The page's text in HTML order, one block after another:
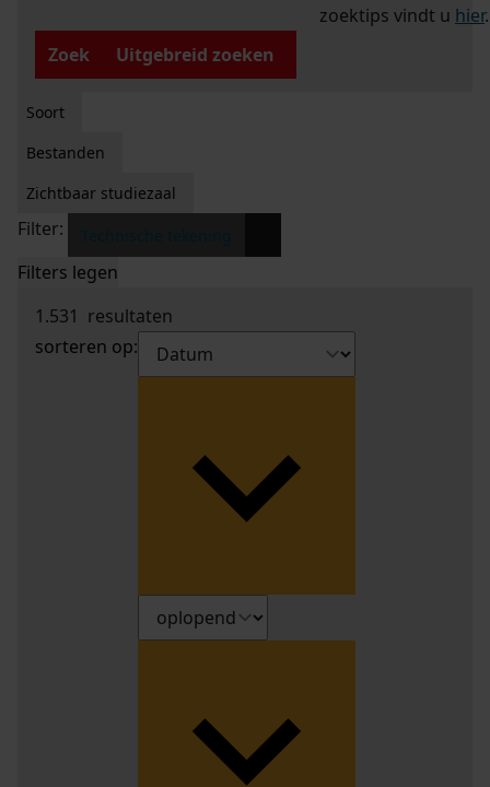
zoektips vindt u hier.
Zoek
Uitgebreid zoeken
Soort
Bestanden
Zichtbaar studiezaal
Filter:
Filters legen
1.531 resultaten
sorteren op: